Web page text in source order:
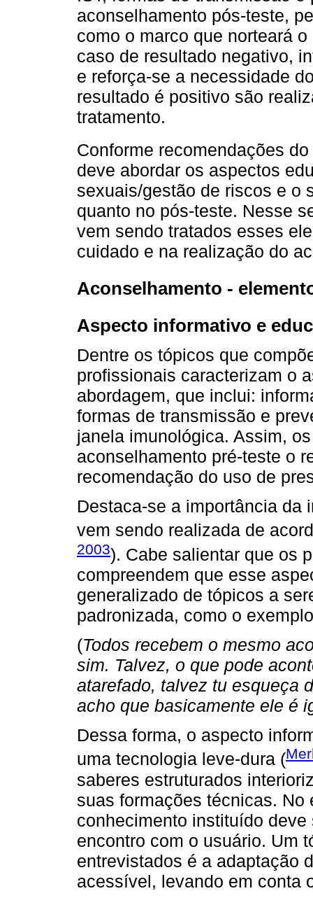
aconselhamento pós-teste,
como o marco que norteará
caso de resultado negativo,
e reforça-se a necessidade
resultado é positivo são
tratamento.
Conforme recomendações
deve abordar os aspectos
sexuais/gestão de riscos e o
quanto no pós-teste. Nesse
vem sendo tratados esses
cuidado e na realização do
Aconselhamento -
Aspecto informativo e
Dentre os tópicos que
profissionais caracterizam o
abordagem, que inclui:
formas de transmissão e
janela imunológica. Assim,
aconselhamento pré-teste o
recomendação do uso de
Destaca-se a importância da
vem sendo realizada de
2003). Cabe salientar que os
compreendem que esse
generalizado de tópicos a
padronizada, como o
(Todos recebem o mesmo
sim. Talvez, o que pode
atarefado, talvez tu esqueça
acho que basicamente ele é
Dessa forma, o aspecto
uma tecnologia leve-dura (
saberes estruturados
suas formações técnicas. No
conhecimento instituído
encontro com o usuário. Um
entrevistados é a adaptação
acessível, levando em conta